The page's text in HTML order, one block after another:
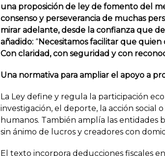
una proposición de ley de fomento del
consenso y perseverancia de muchas
mirar adelante, desde la confianza que
añadido:“Necesitamos facilitar que
Con claridad, con seguridad y con
Una normativa para ampliar el apoyo a
La Ley define y regula la participación
investigación, el deporte, la acción social
humanos. También amplía las entidades
sin ánimo de lucros y creadores con
El texto incorpora deducciones fiscales